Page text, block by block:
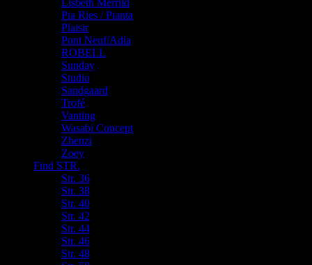
Lisbeth Merrild
Pia Ries / Pianta
Plaisir
Pont Neuf/Adia
ROBELL
Sunday
Studio
Sandgaard
Trofé
Vanting
Wasabi Concept
Zhenzi
Zoey
Find STR.
Str. 36
Str. 38
Str. 40
Str. 42
Str. 44
Str. 46
Str. 48